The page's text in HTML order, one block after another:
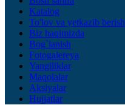
Katalog
To'lov va yetkazib berish
Biz haqimizda
Bog`lanish
Fotogalereya
Yangiliklar
Maqolalar
Aksiyalar
Hujjatlar